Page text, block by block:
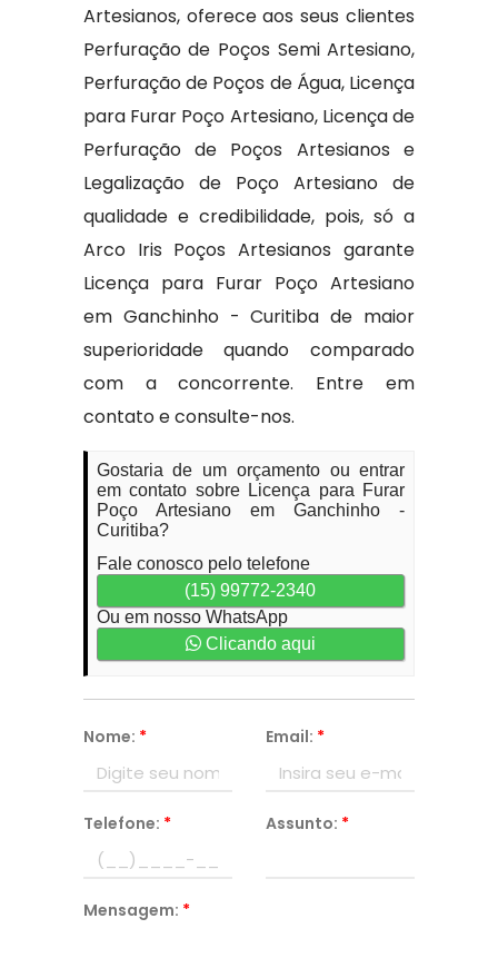
Artesianos, oferece aos seus clientes
Perfuração de Poços Semi Artesiano,
Perfuração de Poços de Água, Licença
para Furar Poço Artesiano, Licença de
Perfuração de Poços Artesianos e
Legalização de Poço Artesiano de
qualidade e credibilidade, pois, só a
Arco Iris Poços Artesianos garante
Licença para Furar Poço Artesiano
em Ganchinho - Curitiba de maior
superioridade quando comparado
com a concorrente. Entre em
contato e consulte-nos.
Gostaria de um orçamento ou entrar
em contato sobre Licença para Furar
Poço Artesiano em Ganchinho -
Curitiba?
Fale conosco pelo telefone
(15) 99772-2340
Ou em nosso WhatsApp
Clicando aqui
Nome: * Email: *
Telefone: * Assunto: *
Mensagem: *